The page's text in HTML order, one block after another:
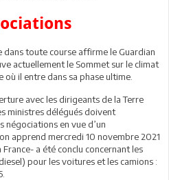
toute course affirme le Guardian
actuellement le Sommet sur le climat
où il entre dans sa phase ultime.
avec les dirigeants de la Terre
ministres délégués doivent
en vue d’un
apprend mercredi 10 novembre 2021
France- a été conclu concernant les
pour les voitures et les camions :